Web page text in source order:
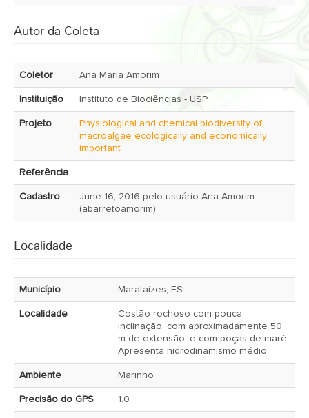
Autor da Coleta
Coletor Ana Maria Amorim
Instituição Instituto de Biociências - USP
Projeto
Physiological and chemical biodiversity of
macroalgae ecologically and economically
important
Referência
Cadastro
June 16, 2016 pelo usuário Ana Amorim
(abarretoamorim)
Localidade
Município Marataízes, ES
Localidade
Costão rochoso com pouca
inclinação, com aproximadamente 50
m de extensão, e com poças de maré.
Apresenta hidrodinamismo médio.
Ambiente Marinho
Precisão do GPS 1.0